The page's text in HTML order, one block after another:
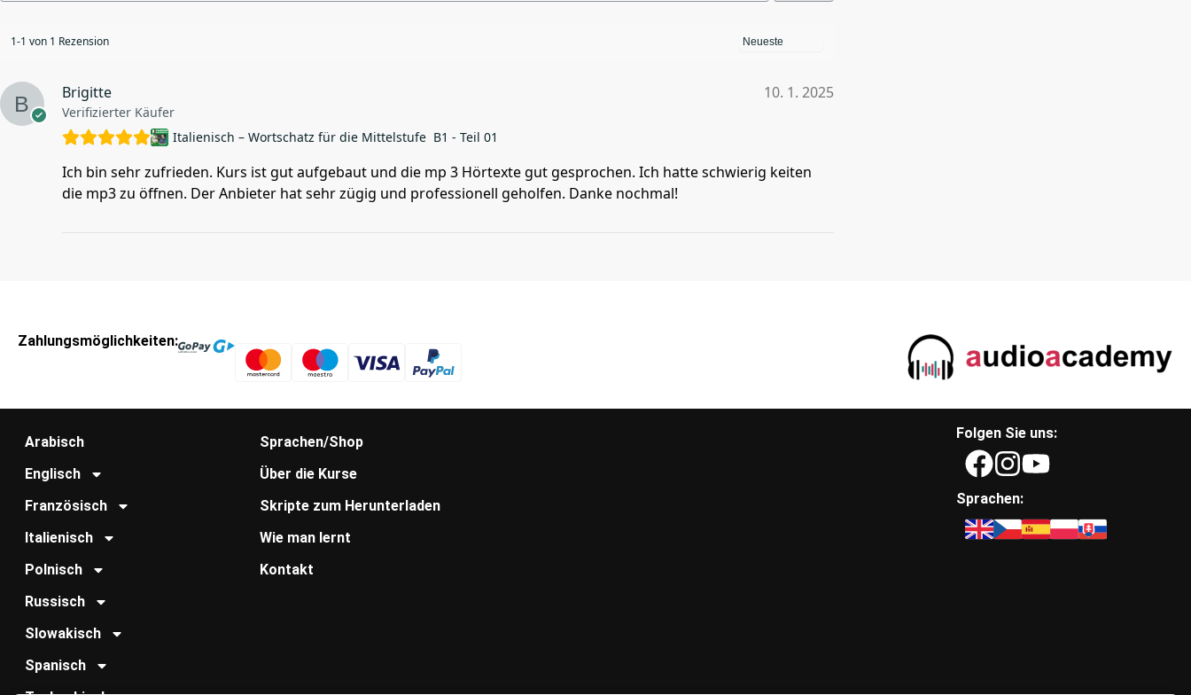
1-1 von 1 Rezension
Brigitte
Verifizierter Käufer
10. 1. 2025
Italienisch – Wortschatz für die Mittelstufe B1 - Teil 01
Ich bin sehr zufrieden. Kurs ist gut aufgebaut und die mp 3 Hörtexte gut gesprochen. Ich hatte schwierig keiten
die mp3 zu öffnen. Der Anbieter hat sehr zügig und professionell geholfen. Danke nochmal!
Zahlungsmöglichkeiten:
Arabisch
Englisch
Französisch
Italienisch
Polnisch
Russisch
Slowakisch
Spanisch
Sprachen/Shop
Über die Kurse
Skripte zum Herunterladen
Wie man lernt
Kontakt
Folgen Sie uns:
Sprachen: